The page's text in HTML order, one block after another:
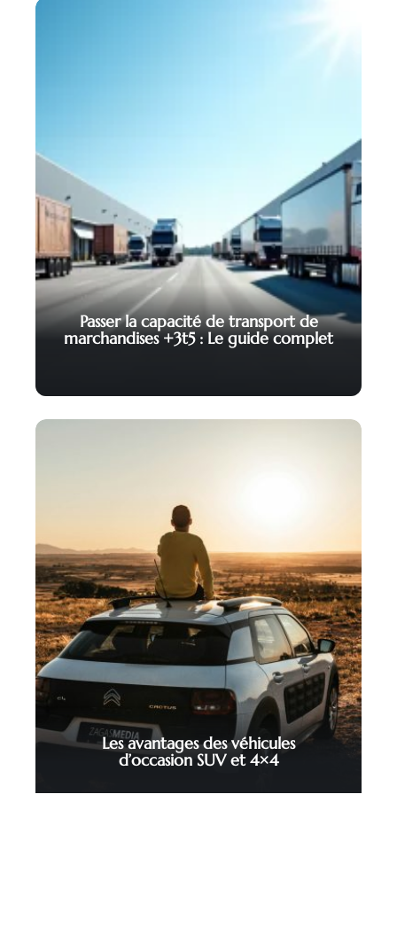
Passer la capacité de transport de
marchandises +3t5 : Le guide complet
Les avantages des véhicules
d’occasion SUV et 4×4